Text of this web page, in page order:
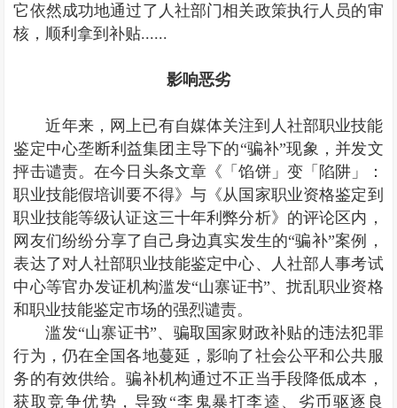
它依然成功地通过了人社部门相关政策执行人员的审
核，顺利拿到补贴......
影响恶劣
近年来，网上已有自媒体关注到人社部职业技能
鉴定中心垄断利益集团主导下的“骗补”现象，并发文
抨击谴责。在今日头条文章《「馅饼」变「陷阱」：
职业技能假培训要不得》与《从国家职业资格鉴定到
职业技能等级认证这三十年利弊分析》的评论区内，
网友们纷纷分享了自己身边真实发生的“骗补”案例，
表达了对人社部职业技能鉴定中心、人社部人事考试
中心等官办发证机构滥发“山寨证书”、扰乱职业资格
和职业技能鉴定市场的强烈谴责。
滥发“山寨证书”、骗取国家财政补贴的违法犯罪
行为，仍在全国各地蔓延，影响了社会公平和公共服
务的有效供给。骗补机构通过不正当手段降低成本，
获取竞争优势，导致“李鬼暴打李逵、劣币驱逐良